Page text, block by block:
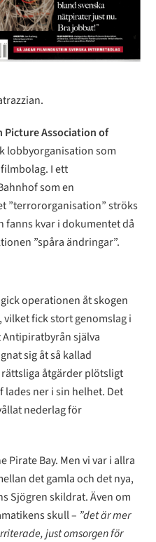
Picture Association of
lobbyorganisation som
I ett
som en
”terrororganisation” ströks
fanns kvar i dokumentet då
”spåra ändringar”.
operationen åt skogen
fick stort genomslag i
själva
sig åt så kallad
åtgärder plötsligt
ner i sin helhet. Det
nederlag för
Pirate Bay. Men vi var i allra
det gamla och det nya,
Sjögren skildrat. Även om
skull – ”det är mer
just omsorgen för